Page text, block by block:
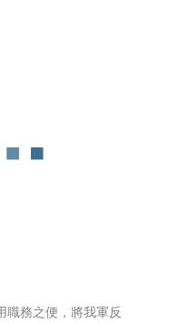
職務之便，將我軍反